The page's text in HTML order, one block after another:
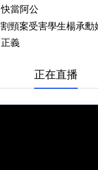
快當阿公
割頸案受害學生楊承
正義
正在直播